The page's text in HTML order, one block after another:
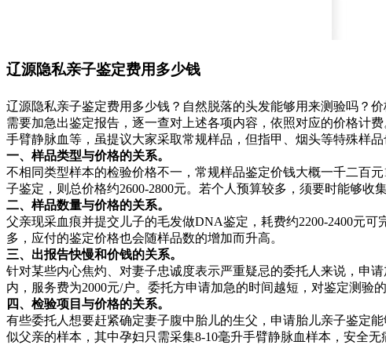
辽源隐私亲子鉴定费用多少钱
辽源隐私亲子鉴定费用多少钱？自然脱落的头发能够用来测验吗？
需要加急出鉴定报告，逐一查对上述各项内容，依照对应的价格计
手臂静脉血等，虽提议大家采取常规样品，但指甲、烟头等特殊样品
一、样品类型与价格的关系。
不相同类型样本的检验价格不一，常规样品鉴定价钱大概一千二百
子鉴定，则总价格约2600-2800元。若个人预算较多，须要时能够
二、样品数量与价格的关系。
父亲现采血痕并提交儿子的毛发做DNA鉴定，耗费约2200-2400元
多，应付的鉴定价格也会随样品数的增加而升高。
三、出报告快慢和价钱的关系。
针对某些内心焦灼、对妻子忠诚度表示严重疑忌的委托人来说，申
内，服务费为2000元/户。委托方申请加急的时间越短，对鉴定测验
四、检验项目与价格的关系。
有些委托人想要赶紧确定妻子腹中胎儿的生父，申请胎儿亲子鉴定
似父亲的样本，其中孕妇只需采集8-10毫升手臂静脉血样本，安全